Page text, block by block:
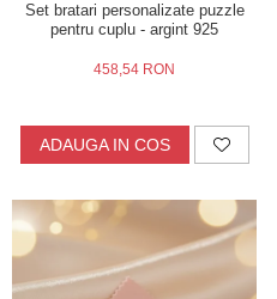
Set bratari personalizate puzzle
pentru cuplu - argint 925
458,54 RON
ADAUGA IN COS